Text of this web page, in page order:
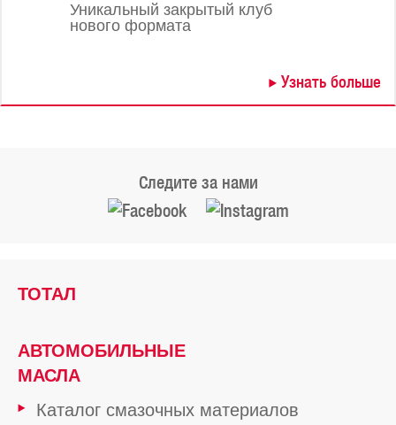
Уникальный закрытый клуб
нового формата
Узнать больше
Следите за нами
ТОТАЛ
АВТОМОБИЛЬНЫЕ
МАСЛА
Каталог смазочных материалов